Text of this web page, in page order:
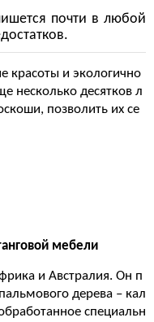
почти в любой
красоты и экологично
несколько десятков л
позволить их се
мебели
и Австралия. Он п
дерева – кал
специальн